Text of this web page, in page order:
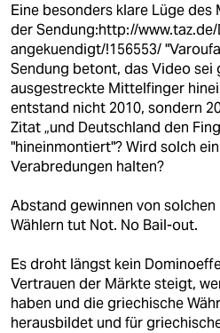
Eine besonders klare Lüge des
der Sendung:http://
angekuendigt/!156553/
Sendung betont, das Video sei
ausgestreckte Mittelfinger
entstand nicht 2010, sondern
Zitat „und Deutschland den
"hineinmontiert"? Wird solch
Verabredungen halten?
Abstand gewinnen von
Wählern tut Not. No Bail-out.
Es droht längst kein
Vertrauen der Märkte steigt,
haben und die griechische
herausbildet und für